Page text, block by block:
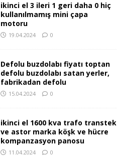
ikinci el 3 ileri 1 geri daha 0 hiç
kullanılmamış mini çapa
motoru
19.04.2024 0
Defolu buzdolabı fiyatı toptan
defolu buzdolabı satan yerler,
fabrikadan defolu
15.04.2024 0
ikinci el 1600 kva trafo transtek
ve astor marka köşk ve hücre
kompanzasyon panosu
11.04.2024 0